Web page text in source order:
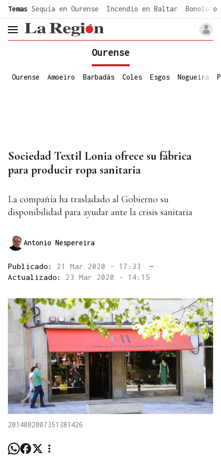
common.go-to-content
Temas Sequía en Ourense Incendio en Baltar Bonoloto
header.menu.open
Ourense
Ourense Amoeiro Barbadás Coles Esgos Nogueira
Sociedad Textil Lonia ofrece su fábrica
para producir ropa sanitaria
La compañía ha trasladado al Gobierno su
disponibilidad para ayudar ante la crisis sanitaria
Antonio Nespereira
Publicado: 21 Mar 2020 - 17:33
—
Actualizado: 23 Mar 2020 - 14:15
2014082007351381426